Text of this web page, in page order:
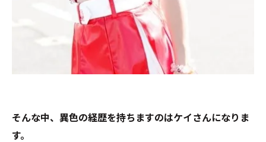
そんな中、異色の経歴を持ちますのはケイさんになりま
す。